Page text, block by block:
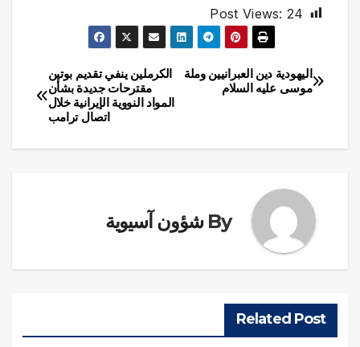
Post Views: 24
تصفّح
الكرملين ينفي تقديم بوتين
مقترحات جديدة بشأن
المواد النووية الإيرانية خلال
اتصال ترامب
اليهودية دين العبرانيين وملة
موسى عليه السلام
By شؤون آسيوية
Related Post